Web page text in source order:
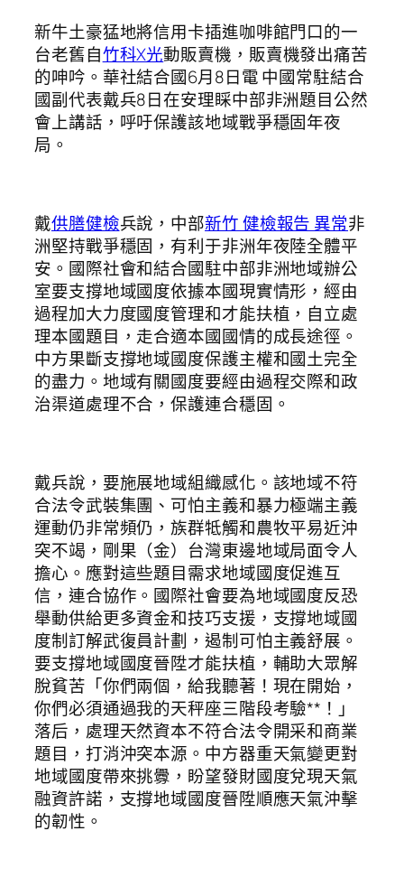
新牛土豪猛地將信用卡插進咖啡館門口的一
台老舊自竹科X光動販賣機，販賣機發出痛苦
的呻吟。華社結合國6月8日電 中國常駐結合
國副代表戴兵8日在安理睬中部非洲題目公然
會上講話，呼吁保護該地域戰爭穩固年夜
局。
戴供膳健檢兵說，中部新竹 健檢報告 異常非
洲堅持戰爭穩固，有利于非洲年夜陸全體平
安。國際社會和結合國駐中部非洲地域辦公
室要支撐地域國度依據本國現實情形，經由
過程加大力度國度管理和才能扶植，自立處
理本國題目，走合適本國國情的成長途徑。
中方果斷支撐地域國度保護主權和國土完全
的盡力。地域有關國度要經由過程交際和政
治渠道處理不合，保護連合穩固。
戴兵說，要施展地域組織感化。該地域不符
合法令武裝集團、可怕主義和暴力極端主義
運動仍非常頻仍，族群牴觸和農牧平易近沖
突不竭，剛果（金）台灣東邊地域局面令人
擔心。應對這些題目需求地域國度促進互
信，連合協作。國際社會要為地域國度反恐
舉動供給更多資金和技巧支援，支撐地域國
度制訂解武復員計劃，遏制可怕主義舒展。
要支撐地域國度晉陞才能扶植，輔助大眾解
脫貧苦「你們兩個，給我聽著！現在開始，
你們必須通過我的天秤座三階段考驗**！」
落后，處理天然資本不符合法令開采和商業
題目，打消沖突本源。中方器重天氣變更對
地域國度帶來挑釁，盼望發財國度兌現天氣
融資許諾，支撐地域國度晉陞順應天氣沖擊
的韌性。